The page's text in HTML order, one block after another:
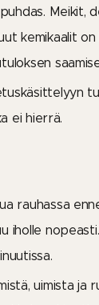
Meikit,
kemikaalit
ei hierrä.
rauhassa
iholle
uimista ja